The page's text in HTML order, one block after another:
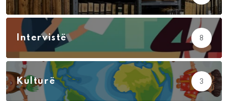
Intervistë 8
Kulturë 3